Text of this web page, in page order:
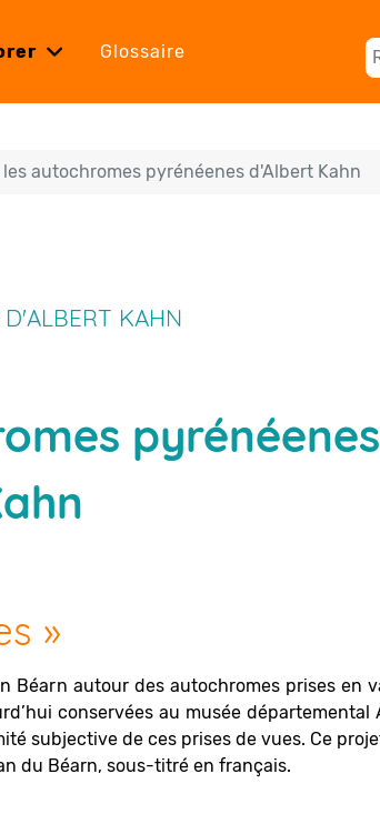
Glossaire
les autochromes pyrénéenes d'Albert Kahn
D'ALBERT KAHN
»
autour des autochromes prises en
conservées au musée
subjective de ces prises de vues. Ce
du Béarn, sous-titré en français.